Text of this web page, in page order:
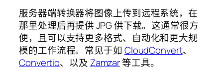
服务器端转换器将图像上传到远程系统，在
那里处理后再提供 JPG 供下载。这通常很方
便，且可以支持更多格式、自动化和更大规
模的工作流程。常见于如 CloudConvert、
Convertio、以及 Zamzar等工具。